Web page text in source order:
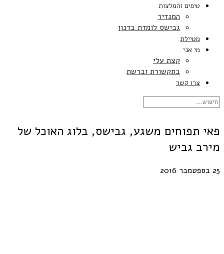
טיפים והמלצות
המגדיר
גבישס לומדת בדנון
מטיילת
מי אני
קצת עלי
בתקשורת וברשת
צרו קשר
פאי תפוחים משגע, גבישס, בלוג האוכל של
מירב גביש
25 בספטמבר 2016